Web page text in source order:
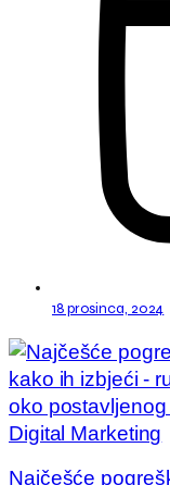
18 prosinca, 2024
Najčešće